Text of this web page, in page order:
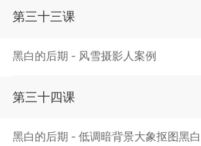
第三十三课
黑白的后期 - 风雪摄影人案例
第三十四课
黑白的后期 - 低调暗背景大象抠图黑白